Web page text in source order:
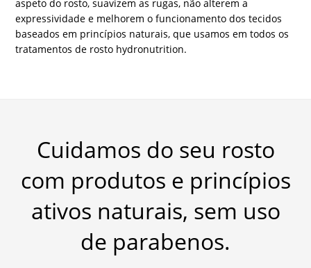
aspeto do rosto, suavizem as rugas, não alterem a
expressividade e melhorem o funcionamento dos tecidos
baseados em princípios naturais, que usamos em todos os
tratamentos de rosto hydronutrition.
Cuidamos do seu rosto
com produtos e princípios
ativos naturais, sem uso
de parabenos.